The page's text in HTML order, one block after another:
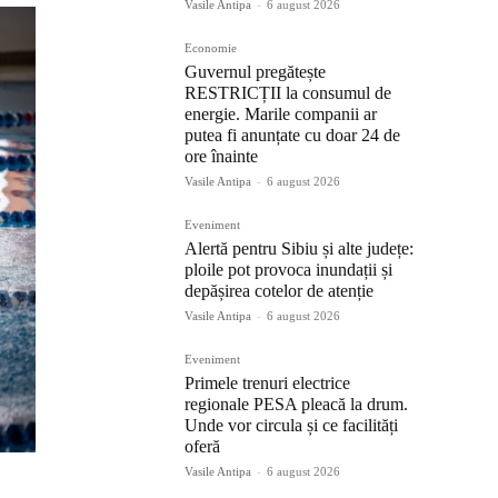
Vasile Antipa - 6 august 2026
Economie
Guvernul pregătește
RESTRICȚII la consumul de
energie. Marile companii ar
putea fi anunțate cu doar 24 de
ore înainte
Vasile Antipa - 6 august 2026
Eveniment
Alertă pentru Sibiu și alte județe:
ploile pot provoca inundații și
depășirea cotelor de atenție
Vasile Antipa - 6 august 2026
Eveniment
Primele trenuri electrice
regionale PESA pleacă la drum.
Unde vor circula și ce facilități
oferă
Vasile Antipa - 6 august 2026